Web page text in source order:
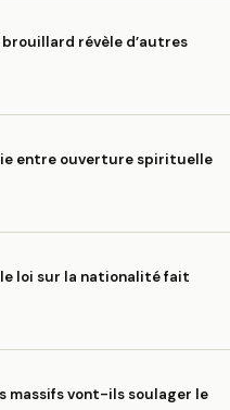
révèle d’autres
entre ouverture spirituelle
loi sur la nationalité fait
massifs vont-ils soulager le